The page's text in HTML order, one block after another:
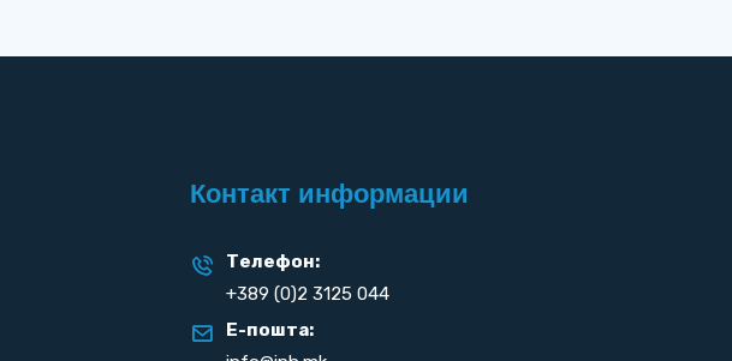
Контакт информации
Телефон:
+389 (0)2 3125 044
Е-пошта: